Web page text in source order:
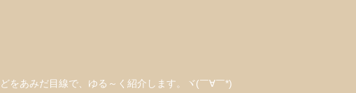
をあみだ目線で、ゆる～く紹介します。ヾ(￣∀￣*)